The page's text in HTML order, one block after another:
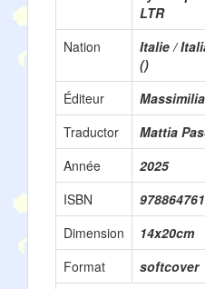
LTR
Nation
Italie /
()
Éditeur
Traductor
Mattia
Année
2025
ISBN
Dimension
14x20cm
Format
softcover